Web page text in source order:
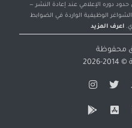
دوره الإعلامي عند إعادة النشر —
الوظيفية الواردة في الضوابط
اعرف المزيد
محفوظة
© 2014-2026